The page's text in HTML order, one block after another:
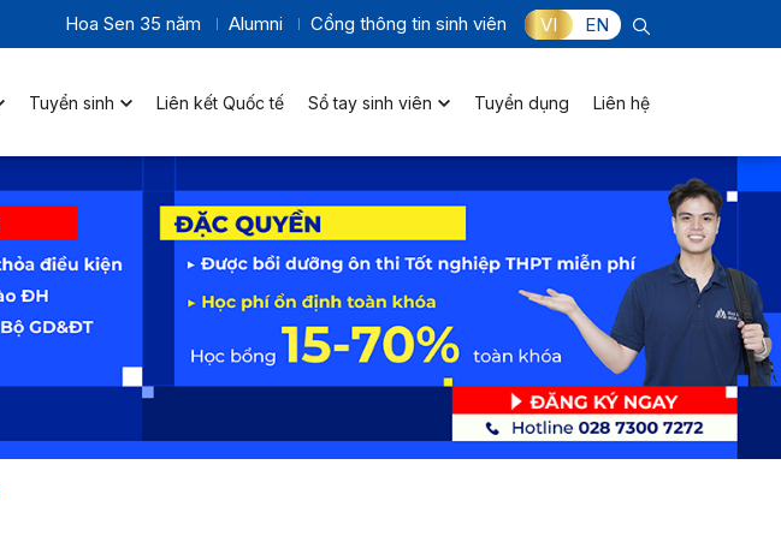
Hoa Sen 35 năm Alumni Cổng thông tin sinh viên VI EN
Tuyển sinh Liên kết Quốc tế Sổ tay sinh viên Tuyển dụng Liên hệ